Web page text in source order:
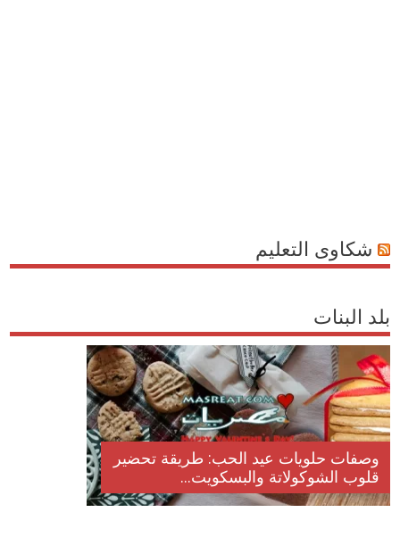
شكاوى التعليم
بلد البنات
وصفات حلويات عيد الحب: طريقة تحضير
قلوب الشوكولاتة والبسكويت...